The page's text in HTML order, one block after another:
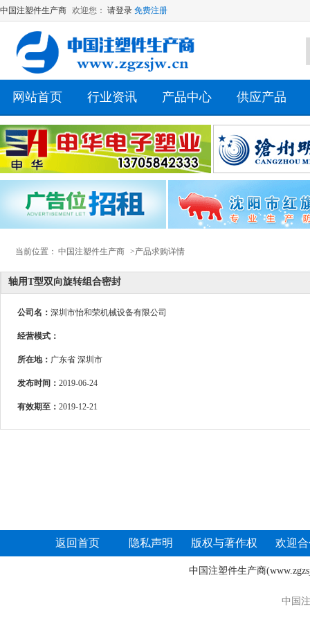
中国注塑件生产商 欢迎您： 请登录 免费注册
网站首页 行业资讯 产品中心 供应产品
当前位置： 中国注塑件生产商 >产品求购详情
轴用T型双向旋转组合密封
公司名：深圳市怡和荣机械设备有限公司
经营模式：
所在地： 广东省 深圳市
发布时间：2019-06-24
有效期至：2019-12-21
返回首页 隐私声明 版权与著作权 欢迎
中国注塑件生产商
中国